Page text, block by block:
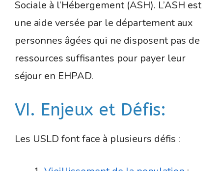
Sociale à l’Hébergement (ASH). L’ASH est
une aide versée par le département aux
personnes âgées qui ne disposent pas de
ressources suffisantes pour payer leur
séjour en EHPAD.
VI. Enjeux et Défis:
Les USLD font face à plusieurs défis :